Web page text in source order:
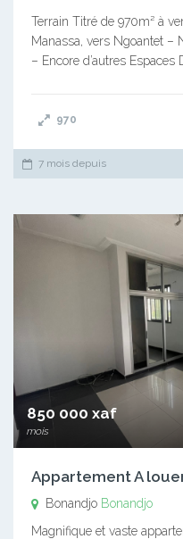
Terrain Titré de 970m² à
Manassa, vers Ngoantet –
– Encore d’autres Espaces
970
7 mois depuis
850 000 xaf
mois
Appartement A
Bonandjo Bonandjo
Magnifique et vaste